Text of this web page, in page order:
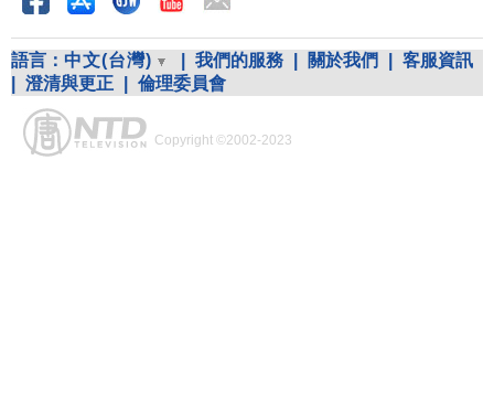
語言： 中文(台灣) 我們的服務 關於我們
客服資訊
澄清與更正 倫理委員會
Copyright ©2002-2023